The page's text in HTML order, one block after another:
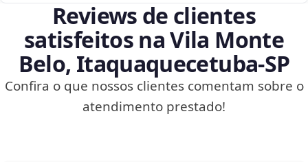
Reviews de clientes
satisfeitos na Vila Monte
Belo, Itaquaquecetuba‑SP
Confira o que nossos clientes comentam sobre o
atendimento prestado!